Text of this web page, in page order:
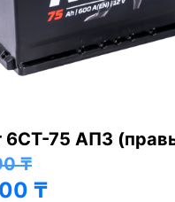
6СТ-75 АПЗ
левый+)
₸